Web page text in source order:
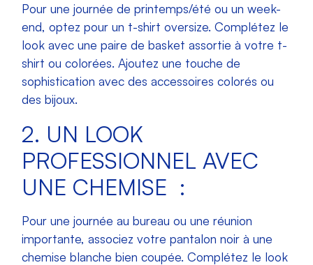
Pour une journée de printemps/été ou un week-
end, optez pour un t-shirt oversize. Complétez le
look avec une paire de basket assortie à votre t-
shirt ou colorées. Ajoutez une touche de
sophistication avec des accessoires colorés ou
des bijoux.
2. UN LOOK
PROFESSIONNEL AVEC
UNE CHEMISE :
Pour une journée au bureau ou une réunion
importante, associez votre pantalon noir à une
chemise blanche bien coupée. Complétez le look